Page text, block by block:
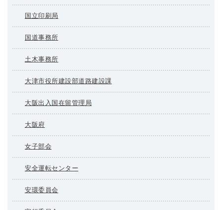
国立印刷局
国道事務所
土木事務所
大津市役所建設部道路建設課
大阪出入国在留管理局
大阪府
女子部会
安全運転センター
安環委員会